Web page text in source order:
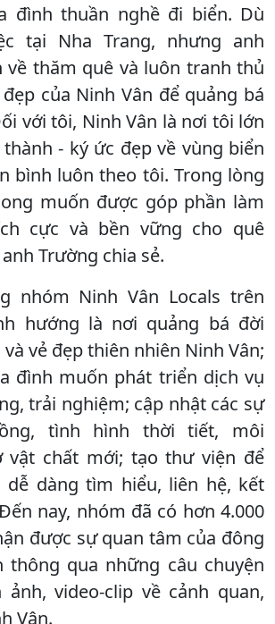
đình thuần nghề đi biển. Dù
tại Nha Trang, nhưng anh
về thăm quê và luôn tranh thủ
của Ninh Vân để quảng bá
với tôi, Ninh Vân là nơi tôi lớn
- ký ức đẹp về vùng biển
bình luôn theo tôi. Trong lòng
muốn được góp phần làm
cực và bền vững cho quê
Trường chia sẻ.
nhóm Ninh Vân Locals trên
hướng là nơi quảng bá đời
vẻ đẹp thiên nhiên Ninh Vân;
đình muốn phát triển dịch vụ
trải nghiệm; cập nhật các sự
tình hình thời tiết, môi
vật chất mới; tạo thư viện để
dễ dàng tìm hiểu, liên hệ, kết
nay, nhóm đã có hơn 4.000
được sự quan tâm của đông
thông qua những câu chuyện
video-clip về cảnh quan,
Vân.